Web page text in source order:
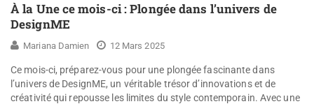
À la Une ce mois-ci : Plongée dans l’univers de
DesignME
Mariana Damien 12 Mars 2025
Ce mois-ci, préparez-vous pour une plongée fascinante dans
l’univers de DesignME, un véritable trésor d’innovations et de
créativité qui repousse les limites du style contemporain. Avec une